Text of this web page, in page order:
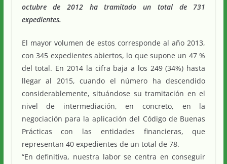
octubre de 2012 ha tramitado un total de 731
expedientes.
El mayor volumen de estos corresponde al año 2013,
con 345 expedientes abiertos, lo que supone un 47 %
del total. En 2014 la cifra baja a los 249 (34%) hasta
llegar al 2015, cuando el número ha descendido
considerablemente, situándose su tramitación en el
nivel de intermediación, en concreto, en la
negociación para la aplicación del Código de Buenas
Prácticas con las entidades financieras, que
representan 40 expedientes de un total de 78.
“En definitiva, nuestra labor se centra en conseguir